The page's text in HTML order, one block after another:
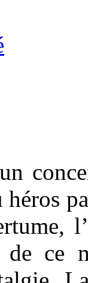
de ce